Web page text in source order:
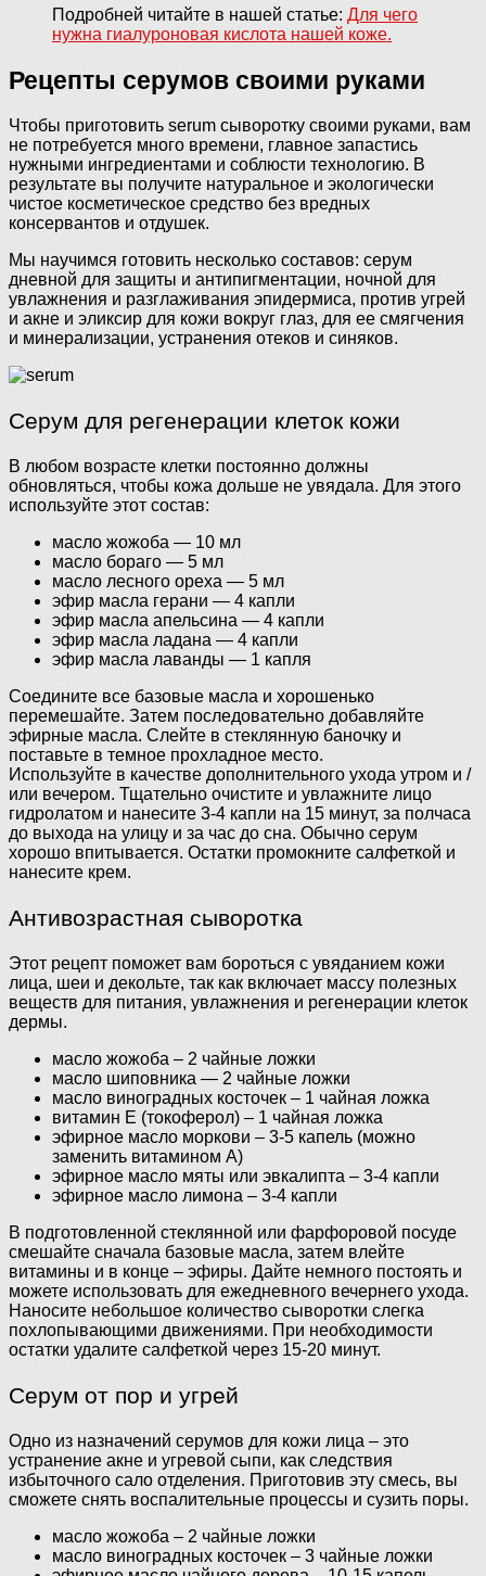
Подробней читайте в нашей статье: Для чего
нужна гиалуроновая кислота нашей коже.
Рецепты серумов своими руками
Чтобы приготовить serum сыворотку своими руками, вам
не потребуется много времени, главное запастись
нужными ингредиентами и соблюсти технологию. В
результате вы получите натуральное и экологически
чистое косметическое средство без вредных
консервантов и отдушек.
Мы научимся готовить несколько составов: серум
дневной для защиты и антипигментации, ночной для
увлажнения и разглаживания эпидермиса, против угрей
и акне и эликсир для кожи вокруг глаз, для ее смягчения
и минерализации, устранения отеков и синяков.
Серум для регенерации клеток кожи
В любом возрасте клетки постоянно должны
обновляться, чтобы кожа дольше не увядала. Для этого
используйте этот состав:
масло жожоба — 10 мл
масло бораго — 5 мл
масло лесного ореха — 5 мл
эфир масла герани — 4 капли
эфир масла апельсина — 4 капли
эфир масла ладана — 4 капли
эфир масла лаванды — 1 капля
Соедините все базовые масла и хорошенько
перемешайте. Затем последовательно добавляйте
эфирные масла. Слейте в стеклянную баночку и
поставьте в темное прохладное место.
Используйте в качестве дополнительного ухода утром и /
или вечером. Тщательно очистите и увлажните лицо
гидролатом и нанесите 3-4 капли на 15 минут, за полчаса
до выхода на улицу и за час до сна. Обычно серум
хорошо впитывается. Остатки промокните салфеткой и
нанесите крем.
Антивозрастная сыворотка
Этот рецепт поможет вам бороться с увяданием кожи
лица, шеи и декольте, так как включает массу полезных
веществ для питания, увлажнения и регенерации клеток
дермы.
масло жожоба – 2 чайные ложки
масло шиповника — 2 чайные ложки
масло виноградных косточек – 1 чайная ложка
витамин E (токоферол) – 1 чайная ложка
эфирное масло моркови – 3-5 капель (можно
заменить витамином А)
эфирное масло мяты или эвкалипта – 3-4 капли
эфирное масло лимона – 3-4 капли
В подготовленной стеклянной или фарфоровой посуде
смешайте сначала базовые масла, затем влейте
витамины и в конце – эфиры. Дайте немного постоять и
можете использовать для ежедневного вечернего ухода.
Наносите небольшое количество сыворотки слегка
похлопывающими движениями. При необходимости
остатки удалите салфеткой через 15-20 минут.
Серум от пор и угрей
Одно из назначений серумов для кожи лица – это
устранение акне и угревой сыпи, как следствия
избыточного сало отделения. Приготовив эту смесь, вы
сможете снять воспалительные процессы и сузить поры.
масло жожоба – 2 чайные ложки
масло виноградных косточек – 3 чайные ложки